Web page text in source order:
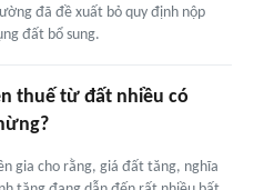
đã đề xuất bỏ quy định nộp
đất bổ sung.
thuế từ đất nhiều có
gia cho rằng, giá đất tăng, nghĩa